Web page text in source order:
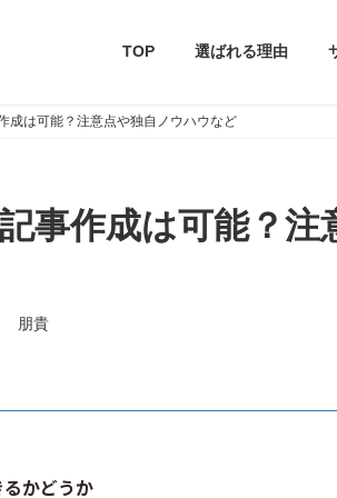
TOP 選ばれる理由
成は可能？注意点や独自ノウハウなど
事作成は可能？注
朋貴
かどうか